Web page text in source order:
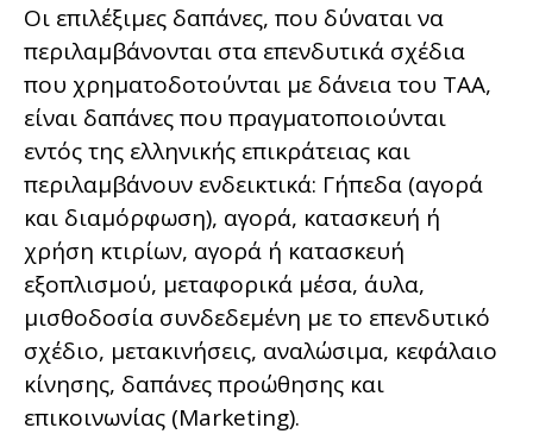
Οι επιλέξιμες δαπάνες, που δύναται να
περιλαμβάνονται στα επενδυτικά σχέδια
που χρηματοδοτούνται με δάνεια του ΤΑΑ,
είναι δαπάνες που πραγματοποιούνται
εντός της ελληνικής επικράτειας και
περιλαμβάνουν ενδεικτικά: Γήπεδα (αγορά
και διαμόρφωση), αγορά, κατασκευή ή
χρήση κτιρίων, αγορά ή κατασκευή
εξοπλισμού, μεταφορικά μέσα, άυλα,
μισθοδοσία συνδεδεμένη με το επενδυτικό
σχέδιο, μετακινήσεις, αναλώσιμα, κεφάλαιο
κίνησης, δαπάνες προώθησης και
επικοινωνίας (Marketing).